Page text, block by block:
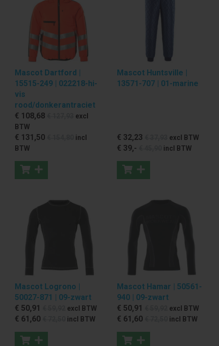
Mascot Dartford |
15515-249 | 022218-hi-
vis
rood/donkerantraciet
€ 108,68
excl
BTW
€ 131 ,50
incl
BTW
Mascot Huntsville |
13571-707 | 01-marine
€ 32,23 excl BTW
€ 39,- incl BTW
Mascot Logrono |
50027-871 | 09-zwart
€ 50,91 excl BTW
€ 61 ,60 incl BTW
Mascot Hamar | 50561-
940 | 09-zwart
€ 50,91 excl BTW
€ 61 ,60 incl BTW